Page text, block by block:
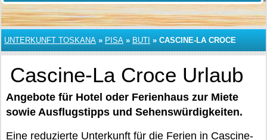
UNTERKUNFT TOSKANA » PISA » BUTI » CASCINE-LA CROCE
Cascine-La Croce Urlaub
Angebote für Hotel oder Ferienhaus zur Miete
sowie Ausflugstipps und Sehenswürdigkeiten.
Eine reduzierte Unterkunft für die Ferien in Cascine-